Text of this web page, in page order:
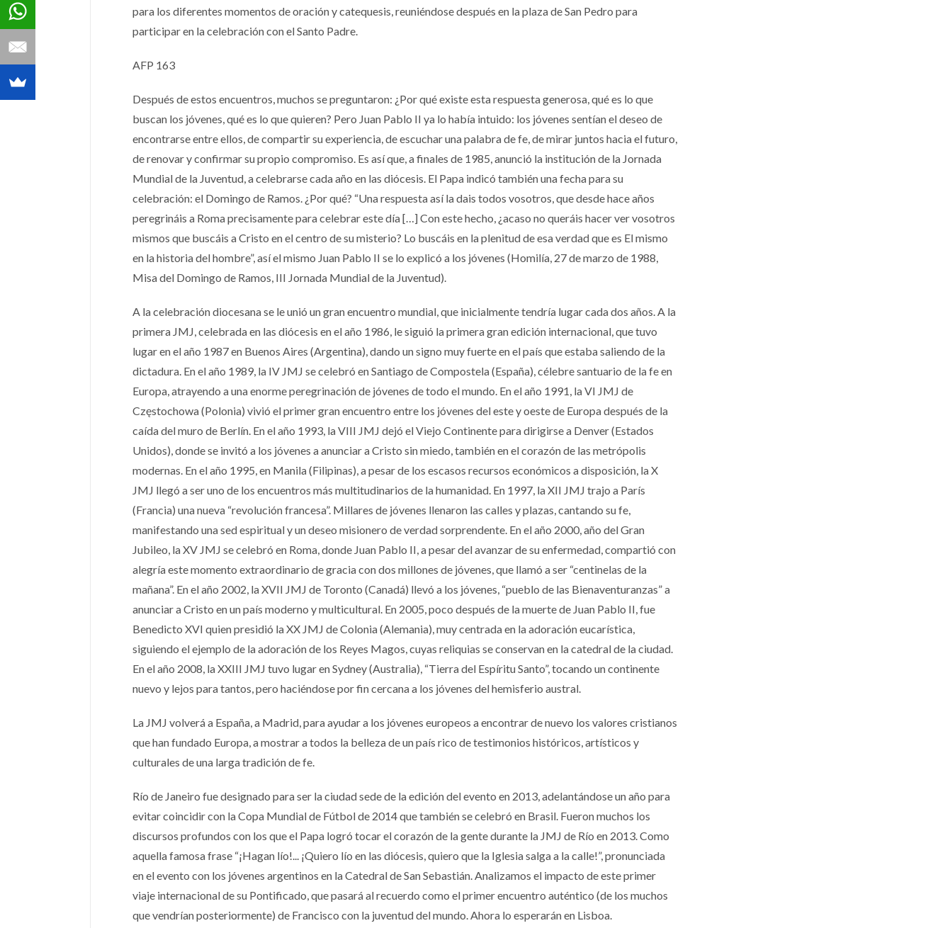
para los diferentes momentos de oración y catequesis, reuniéndose después en la plaza de San Pedro para
participar en la celebración con el Santo Padre.
AFP 163
Después de estos encuentros, muchos se preguntaron: ¿Por qué existe esta respuesta generosa, qué es lo que
buscan los jóvenes, qué es lo que quieren? Pero Juan Pablo II ya lo había intuido: los jóvenes sentían el deseo de
encontrarse entre ellos, de compartir su experiencia, de escuchar una palabra de fe, de mirar juntos hacia el futuro,
de renovar y confirmar su propio compromiso. Es así que, a finales de 1985, anunció la institución de la Jornada
Mundial de la Juventud, a celebrarse cada año en las diócesis. El Papa indicó también una fecha para su
celebración: el Domingo de Ramos. ¿Por qué? “Una respuesta así la dais todos vosotros, que desde hace años
peregrináis a Roma precisamente para celebrar este día […] Con este hecho, ¿acaso no queráis hacer ver vosotros
mismos que buscáis a Cristo en el centro de su misterio? Lo buscáis en la plenitud de esa verdad que es El mismo
en la historia del hombre”, así el mismo Juan Pablo II se lo explicó a los jóvenes (Homilía, 27 de marzo de 1988,
Misa del Domingo de Ramos, III Jornada Mundial de la Juventud).
A la celebración diocesana se le unió un gran encuentro mundial, que inicialmente tendría lugar cada dos años. A la
primera JMJ, celebrada en las diócesis en el año 1986, le siguió la primera gran edición internacional, que tuvo
lugar en el año 1987 en Buenos Aires (Argentina), dando un signo muy fuerte en el país que estaba saliendo de la
dictadura. En el año 1989, la IV JMJ se celebró en Santiago de Compostela (España), célebre santuario de la fe en
Europa, atrayendo a una enorme peregrinación de jóvenes de todo el mundo. En el año 1991, la VI JMJ de
Częstochowa (Polonia) vivió el primer gran encuentro entre los jóvenes del este y oeste de Europa después de la
caída del muro de Berlín. En el año 1993, la VIII JMJ dejó el Viejo Continente para dirigirse a Denver (Estados
Unidos), donde se invitó a los jóvenes a anunciar a Cristo sin miedo, también en el corazón de las metrópolis
modernas. En el año 1995, en Manila (Filipinas), a pesar de los escasos recursos económicos a disposición, la X
JMJ llegó a ser uno de los encuentros más multitudinarios de la humanidad. En 1997, la XII JMJ trajo a París
(Francia) una nueva “revolución francesa”. Millares de jóvenes llenaron las calles y plazas, cantando su fe,
manifestando una sed espiritual y un deseo misionero de verdad sorprendente. En el año 2000, año del Gran
Jubileo, la XV JMJ se celebró en Roma, donde Juan Pablo II, a pesar del avanzar de su enfermedad, compartió con
alegría este momento extraordinario de gracia con dos millones de jóvenes, que llamó a ser “centinelas de la
mañana”. En el año 2002, la XVII JMJ de Toronto (Canadá) llevó a los jóvenes, “pueblo de las Bienaventuranzas” a
anunciar a Cristo en un país moderno y multicultural. En 2005, poco después de la muerte de Juan Pablo II, fue
Benedicto XVI quien presidió la XX JMJ de Colonia (Alemania), muy centrada en la adoración eucarística,
siguiendo el ejemplo de la adoración de los Reyes Magos, cuyas reliquias se conservan en la catedral de la ciudad.
En el año 2008, la XXIII JMJ tuvo lugar en Sydney (Australia), “Tierra del Espíritu Santo”, tocando un continente
nuevo y lejos para tantos, pero haciéndose por fin cercana a los jóvenes del hemisferio austral.
La JMJ volverá a España, a Madrid, para ayudar a los jóvenes europeos a encontrar de nuevo los valores cristianos
que han fundado Europa, a mostrar a todos la belleza de un país rico de testimonios históricos, artísticos y
culturales de una larga tradición de fe.
Río de Janeiro fue designado para ser la ciudad sede de la edición del evento en 2013, adelantándose un año para
evitar coincidir con la Copa Mundial de Fútbol de 2014 que también se celebró en Brasil. Fueron muchos los
discursos profundos con los que el Papa logró tocar el corazón de la gente durante la JMJ de Río en 2013. Como
aquella famosa frase “¡Hagan lío!... ¡Quiero lío en las diócesis, quiero que la Iglesia salga a la calle!”, pronunciada
en el evento con los jóvenes argentinos en la Catedral de San Sebastián. Analizamos el impacto de este primer
viaje internacional de su Pontificado, que pasará al recuerdo como el primer encuentro auténtico (de los muchos
que vendrían posteriormente) de Francisco con la juventud del mundo. Ahora lo esperarán en Lisboa.